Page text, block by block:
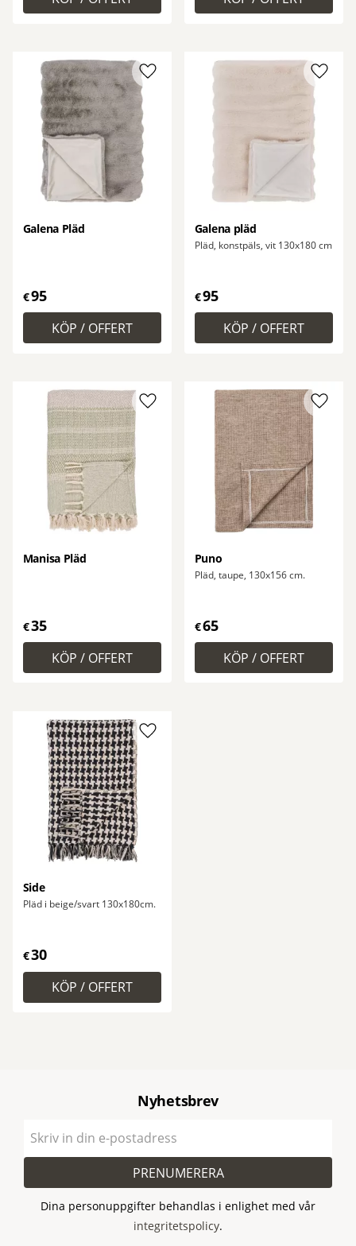
Galena Pläd
€95
Lägg till i favoriter
Galena pläd
Pläd, konstpäls, vit 130x180 cm
€95
Lägg
Manisa Pläd
€35
Lägg till i favoriter
Puno
Pläd, taupe, 130x156 cm.
€65
Lägg
Side
Pläd i beige/svart 130x180cm.
€30
Lägg till i favoriter
Nyhetsbrev
PRENUMERERA
Dina personuppgifter behandlas i enlighet med vår
integritetspolicy.